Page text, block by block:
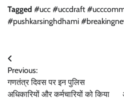
Tagged #ucc #uccdraft
#pushkarsinghdhami
Post
navigation
Previous:
गणतंत्र दिवस पर इन पुलिस
अधिकारियों और कर्मचारियों को किया